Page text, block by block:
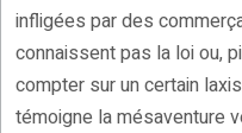
infligées par des
connaissent pas la loi ou,
compter sur un certain
témoigne la mésaventure